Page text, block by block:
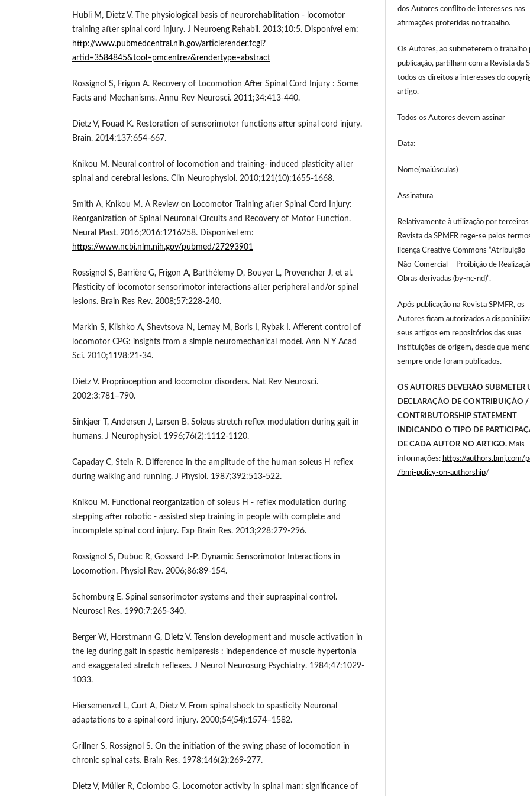
Hubli M, Dietz V. The physiological basis of neurorehabilitation - locomotor
training after spinal cord injury. J Neuroeng Rehabil. 2013;10:5. Disponível em:
http://www.pubmedcentral.nih.gov/articlerender.fcgi?
artid=3584845&tool=pmcentrez&rendertype=abstract
Rossignol S, Frigon A. Recovery of Locomotion After Spinal Cord Injury : Some
Facts and Mechanisms. Annu Rev Neurosci. 2011;34:413-440.
Dietz V, Fouad K. Restoration of sensorimotor functions after spinal cord injury.
Brain. 2014;137:654-667.
Knikou M. Neural control of locomotion and training- induced plasticity after
spinal and cerebral lesions. Clin Neurophysiol. 2010;121(10):1655-1668.
Smith A, Knikou M. A Review on Locomotor Training after Spinal Cord Injury:
Reorganization of Spinal Neuronal Circuits and Recovery of Motor Function.
Neural Plast. 2016;2016:1216258. Disponível em:
https://www.ncbi.nlm.nih.gov/pubmed/27293901
Rossignol S, Barrière G, Frigon A, Barthélemy D, Bouyer L, Provencher J, et al.
Plasticity of locomotor sensorimotor interactions after peripheral and/or spinal
lesions. Brain Res Rev. 2008;57:228-240.
Markin S, Klishko A, Shevtsova N, Lemay M, Boris I, Rybak I. Afferent control of
locomotor CPG: insights from a simple neuromechanical model. Ann N Y Acad
Sci. 2010;1198:21-34.
Dietz V. Proprioception and locomotor disorders. Nat Rev Neurosci.
2002;3:781–790.
Sinkjaer T, Andersen J, Larsen B. Soleus stretch reflex modulation during gait in
humans. J Neurophysiol. 1996;76(2):1112-1120.
Capaday C, Stein R. Difference in the amplitude of the human soleus H reflex
during walking and running. J Physiol. 1987;392:513-522.
Knikou M. Functional reorganization of soleus H ‑ reflex modulation during
stepping after robotic ‑ assisted step training in people with complete and
incomplete spinal cord injury. Exp Brain Res. 2013;228:279-296.
Rossignol S, Dubuc R, Gossard J-P. Dynamic Sensorimotor Interactions in
Locomotion. Physiol Rev. 2006;86:89-154.
Schomburg E. Spinal sensorimotor systems and their supraspinal control.
Neurosci Res. 1990;7:265-340.
Berger W, Horstmann G, Dietz V. Tension development and muscle activation in
the leg during gait in spastic hemiparesis : independence of muscle hypertonia
and exaggerated stretch reflexes. J Neurol Neurosurg Psychiatry. 1984;47:1029-
1033.
Hiersemenzel L, Curt A, Dietz V. From spinal shock to spasticity Neuronal
adaptations to a spinal cord injury. 2000;54(54):1574–1582.
Grillner S, Rossignol S. On the initiation of the swing phase of locomotion in
chronic spinal cats. Brain Res. 1978;146(2):269-277.
Dietz V, Müller R, Colombo G. Locomotor activity in spinal man: significance of
dos Autores conflito de interesses nas
afirmações proferidas no trabalho.
Os Autores, ao submeterem o trabalho
publicação, partilham com a Revista da
todos os direitos a interesses do
artigo.
Todos os Autores devem assinar
Data:
Nome(maiúsculas)
Assinatura
Relativamente à utilização por terceiros
Revista da SPMFR rege-se pelos
licença Creative Commons “Atribuição
Não-Comercial – Proibição de
Obras derivadas (by-nc-nd)”.
Após publicação na Revista SPMFR, os
Autores ficam autorizados a
seus artigos em repositórios das suas
instituições de origem, desde que
sempre onde foram publicados.
OS AUTORES DEVERÃO SUBMETER
DECLARAÇÃO DE CONTRIBUIÇÃO /
CONTRIBUTORSHIP STATEMENT
INDICANDO O TIPO DE
DE CADA AUTOR NO ARTIGO. Mais
informações: https://authors.bmj.com/
/bmj-policy-on-authorship/